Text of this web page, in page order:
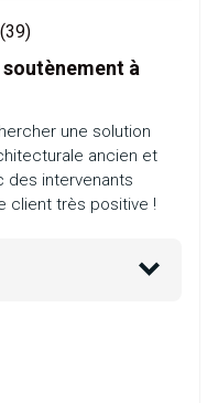
à
une solution
ancien et
des intervenants
client très positive !